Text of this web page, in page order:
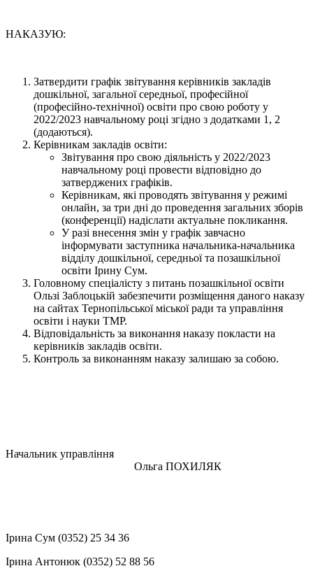
НАКАЗУЮ:
Затвердити графік звітування керівників закладів
дошкільної, загальної середньої, професійної
(професійно-технічної) освіти про свою роботу у
2022/2023 навчальному році згідно з додатками 1, 2
(додаються).
Керівникам закладів освіти:
Звітування про свою діяльність у 2022/2023
навчальному році провести відповідно до
затверджених графіків.
Керівникам, які проводять звітування у режимі
онлайн, за три дні до проведення загальних зборів
(конференції) надіслати актуальне покликання.
У разі внесення змін у графік завчасно
інформувати заступника начальника-начальника
відділу дошкільної, середньої та позашкільної
освіти Ірину Сум.
Головному спеціалісту з питань позашкільної освіти
Ользі Заблоцькій забезпечити розміщення даного наказу
на сайтах Тернопільської міської ради та управління
освіти і науки ТМР.
Відповідальність за виконання наказу покласти на
керівників закладів освіти.
Контроль за виконанням наказу залишаю за собою.
Начальник управління
Ольга ПОХИЛЯК
Ірина Сум (0352) 25 34 36
Ірина Антонюк (0352) 52 88 56